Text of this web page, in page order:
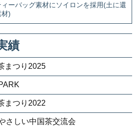
ィーバッグ素材にソイロンを採用(土に還
材)
績
まつり2025
まつり2022
しい中国茶交流会